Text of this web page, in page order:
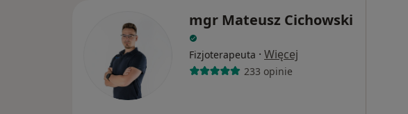
mgr Mateusz Cichowski
Fizjoterapeuta · Więcej
233 opinie